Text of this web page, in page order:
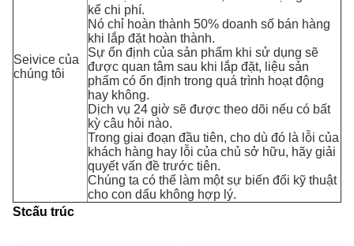
Seivice của
chúng tôi
kể chi phí.
Nó chỉ hoàn thành 50% doanh số bán hàng
khi lắp đặt hoàn thành.
Sự ổn định của sản phẩm khi sử dụng sẽ
được quan tâm sau khi lắp đặt, liệu sản
phẩm có ổn định trong quá trình hoạt động
hay không.
Dịch vụ 24 giờ sẽ được theo dõi nếu có bất
kỳ câu hỏi nào.
Trong giai đoạn đầu tiên, cho dù đó là lỗi của
khách hàng hay lỗi của chủ sở hữu, hãy giải
quyết vấn đề trước tiên.
Chúng ta có thể làm một sự biến đổi kỹ thuật
cho con dấu không hợp lý.
Stcấu trúc